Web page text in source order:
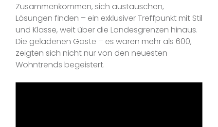
Zusammenkommen, sich austauschen,
Lösungen finden – ein exklusiver Treffpunkt mit Stil
und Klasse, weit über die Landesgrenzen hinaus.
Die geladenen Gäste – es waren mehr als 600,
zeigten sich nicht nur von den neuesten
Wohntrends begeistert.